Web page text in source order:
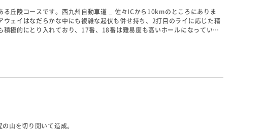
丘陵コースです。西九州自動車道 _ 佐々ICから10kmのところにありま
ェイはなだらかな中にも複雑な起伏も併せ持ち、2打目のライに応じた精
極的にとり入れており、17番、18番は難易度も高いホールになっていま
。
山を切り開いて造成。